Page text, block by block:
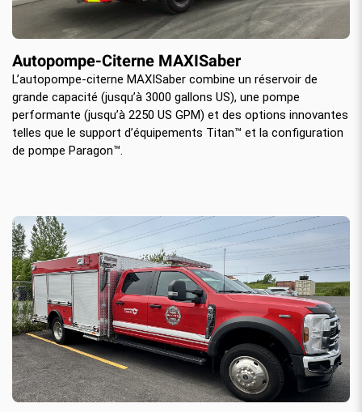
Autopompe-Citerne MAXISaber
L’autopompe-citerne MAXISaber combine un réservoir de
grande capacité (jusqu’à 3000 gallons US), une pompe
performante (jusqu’à 2250 US GPM) et des options innovantes
telles que le support d’équipements Titan™ et la configuration
de pompe Paragon™.